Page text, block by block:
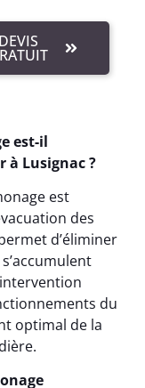
DEVIS
est-il
à Lusignac ?
est
des
d’éliminer
du
optimal de la